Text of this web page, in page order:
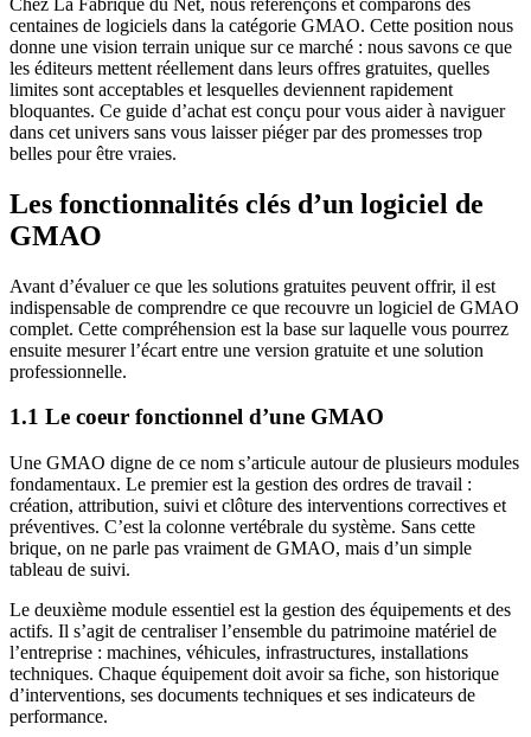
centaines de logiciels dans la catégorie GMAO. Cette position nous
donne une vision terrain unique sur ce marché : nous savons ce que
les éditeurs mettent réellement dans leurs offres gratuites, quelles
limites sont acceptables et lesquelles deviennent rapidement
bloquantes. Ce guide d’achat est conçu pour vous aider à naviguer
dans cet univers sans vous laisser piéger par des promesses trop
belles pour être vraies.
Les fonctionnalités clés d’un logiciel de
GMAO
Avant d’évaluer ce que les solutions gratuites peuvent offrir, il est
indispensable de comprendre ce que recouvre un logiciel de GMAO
complet. Cette compréhension est la base sur laquelle vous pourrez
ensuite mesurer l’écart entre une version gratuite et une solution
professionnelle.
1.1 Le coeur fonctionnel d’une GMAO
Une GMAO digne de ce nom s’articule autour de plusieurs modules
fondamentaux. Le premier est la gestion des ordres de travail :
création, attribution, suivi et clôture des interventions correctives et
préventives. C’est la colonne vertébrale du système. Sans cette
brique, on ne parle pas vraiment de GMAO, mais d’un simple
tableau de suivi.
Le deuxième module essentiel est la gestion des équipements et des
actifs. Il s’agit de centraliser l’ensemble du patrimoine matériel de
l’entreprise : machines, véhicules, infrastructures, installations
techniques. Chaque équipement doit avoir sa fiche, son historique
d’interventions, ses documents techniques et ses indicateurs de
performance.